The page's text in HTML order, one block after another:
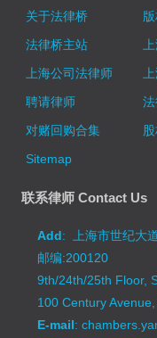
关于法律桥
法律桥主站
上海公司法律师
聘请律师
对赌回购合集
Sitemap
联系律师 Contact Us
Add: 上海市世纪大
邮编:200120
9th/24th/25th Floor,
100 Century
E-mail: